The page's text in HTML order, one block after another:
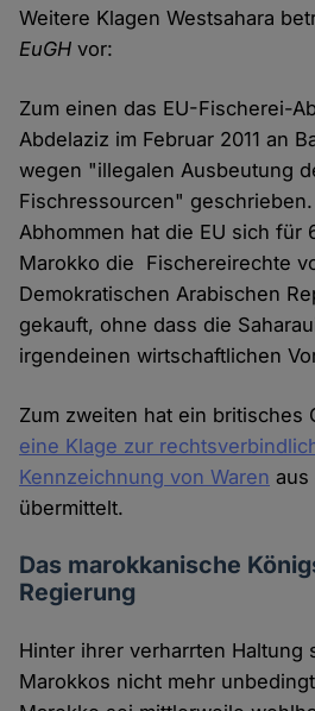
Weitere Klagen Westsahara
EuGH vor:
Zum einen das EU-Fischerei-
Abdelaziz im Februar 2011 an
wegen "illegalen Ausbeutung
Fischressourcen"
Abhommen hat die EU sich für
Marokko die Fischereirechte
Demokratischen Arabischen
gekauft, ohne dass die
irgendeinen wirtschaftlichen
Zum zweiten hat ein britisches
eine Klage zur
Kennzeichnung von Waren aus
übermittelt.
Das marokkanische
Regierung
Hinter ihrer verharrten Haltung
Marokkos nicht mehr